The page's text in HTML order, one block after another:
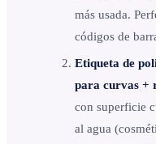
más usada.
códigos de
Etiqueta de
para curvas +
con superficie
al agua